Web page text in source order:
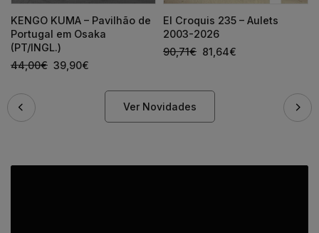
KENGO KUMA – Pavilhão de
Portugal em Osaka
(PT/INGL.)
44,00€ 39,90€
El Croquis 235 – Aulets
2003-2026
90,71€ 81,64€
Ver Novidades